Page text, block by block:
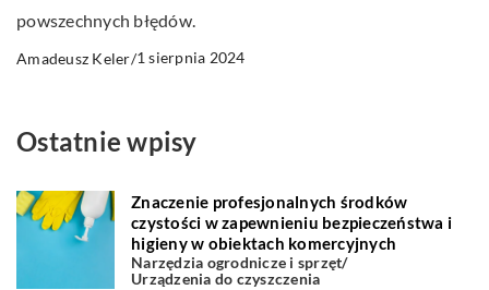
powszechnych błędów.
Amadeusz Keler/1 sierpnia 2024
Ostatnie wpisy
Znaczenie profesjonalnych środków
czystości w zapewnieniu bezpieczeństwa i
higieny w obiektach komercyjnych
Narzędzia ogrodnicze i sprzęt/
Urządzenia do czyszczenia